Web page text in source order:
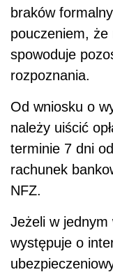
braków
pouczeniem,
spowoduje
rozpoznania.
Od wniosku o
należy uiścić
terminie 7 dni
rachunek
NFZ.
Jeżeli w
występuje o